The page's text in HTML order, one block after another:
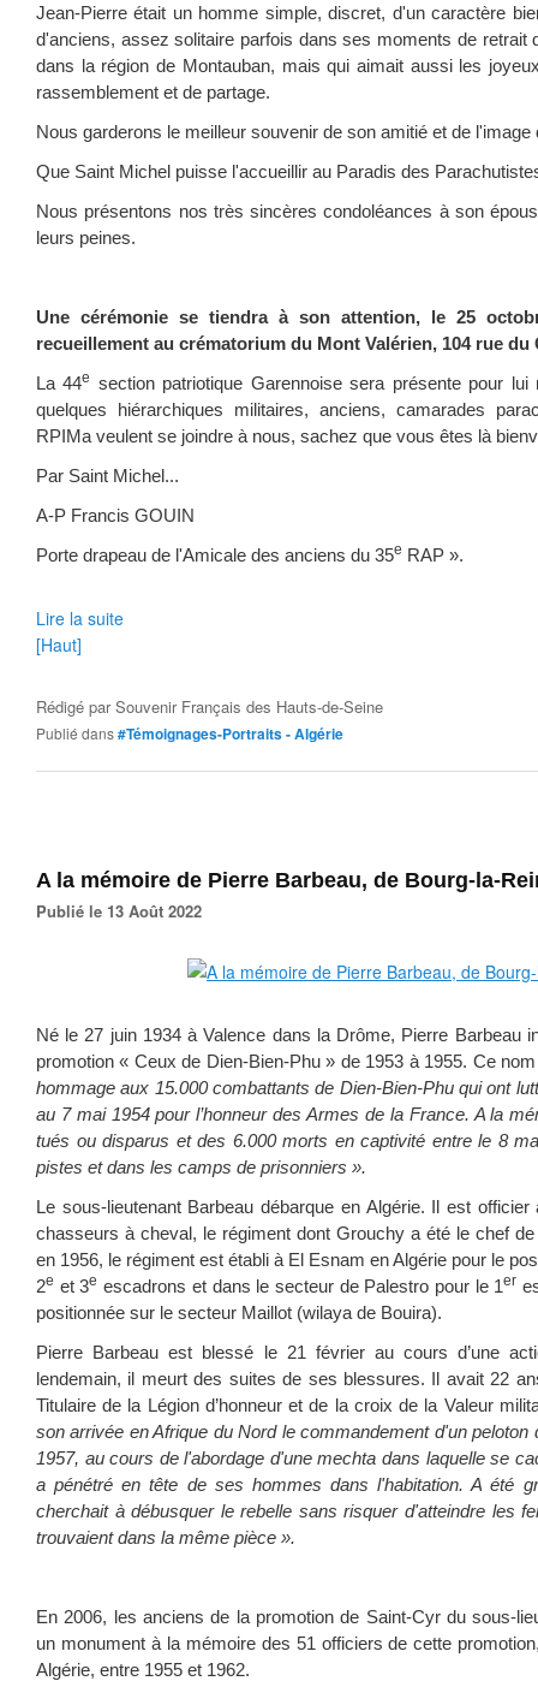
Jean-Pierre était un homme simple, discret, d'un caractère
d'anciens, assez solitaire parfois dans ses moments de retrait
dans la région de Montauban, mais qui aimait aussi les
rassemblement et de partage.
Nous garderons le meilleur souvenir de son amitié et de
Que Saint Michel puisse l'accueillir au Paradis des
Nous présentons nos très sincères condoléances à son
leurs peines.
Une cérémonie se tiendra à son attention, le 25
recueillement au crématorium du Mont Valérien, 104 rue du
La 44e section patriotique Garennoise sera présente pour
quelques hiérarchiques militaires, anciens, camarades
RPIMa veulent se joindre à nous, sachez que vous êtes là
Par Saint Michel...
A-P Francis GOUIN
Porte drapeau de l'Amicale des anciens du 35e RAP ».
Lire la suite
[Haut]
Rédigé parSouvenir Français des Hauts-de-Seine
Publié dans#Témoignages-Portraits - Algérie
A la mémoire de Pierre Barbeau, de Bourg-la-
Publié le 13 Août 2022
Né le 27 juin 1934 à Valence dans la Drôme, Pierre Barbeau
promotion « Ceux de Dien-Bien-Phu » de 1953 à 1955. Ce
hommage aux 15.000 combattants de Dien-Bien-Phu qui ont
au 7 mai 1954 pour l’honneur des Armes de la France. A la
tués ou disparus et des 6.000 morts en captivité entre le 8
pistes et dans les camps de prisonniers ».
Le sous-lieutenant Barbeau débarque en Algérie. Il est
chasseurs à cheval, le régiment dont Grouchy a été le chef
en 1956, le régiment est établi à El Esnam en Algérie pour le
2e et 3e escadrons et dans le secteur de Palestro pour le 1er
positionnée sur le secteur Maillot (wilaya de Bouira).
Pierre Barbeau est blessé le 21 février au cours d’une
lendemain, il meurt des suites de ses blessures. Il avait 22
Titulaire de la Légion d’honneur et de la croix de la Valeur
son arrivée en Afrique du Nord le commandement d'un
1957, au cours de l'abordage d'une mechta dans laquelle se
a pénétré en tête de ses hommes dans l'habitation. A été
cherchait à débusquer le rebelle sans risquer d'atteindre les
trouvaient dans la même pièce ».
En 2006, les anciens de la promotion de Saint-Cyr du sous-
un monument à la mémoire des 51 officiers de cette
Algérie, entre 1955 et 1962.